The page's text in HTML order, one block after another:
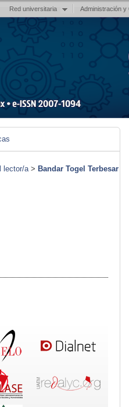
Red universitaria Administración y
lector/a> Bandar Togel Terbesar